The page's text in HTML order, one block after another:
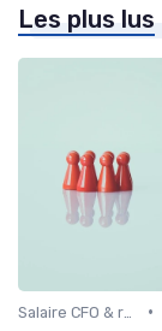
Les plus lus
•